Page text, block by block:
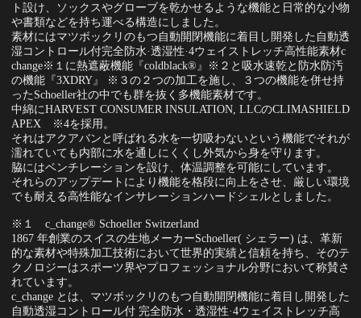
ト設け、ソックスやグローブを乾かせるような機能と日常的な小物
や書類などを持ち運べる構造にしました。
素材にはマツボックリのもつ自動開閉機能に着目し開発した自動透
湿コントロール付完全防水·透湿性·4ウェイストレッチ高性能素材c
change※１に熱遮蔽機能『coldblack®』※２と吸水速乾と防水防汚
の機能『3XDRY』 ※３の２つの加工を施し、３つの機能を併せ持
ったSchoeller社の中でも群を抜く多機能素材です。
中綿にHARVEST CONSUMER INSULATION, LLCのCLIMASHIELD
APEX ※4を採用。
それはアクアバンと呼ばれる水を一切吸わないという機能でそれが
濡れていても内部に水を通しにくくし外気から身を守ります。
脇にはベンチレーションを設け、体温調整を可能にしています。
それらのアップデートにより機能を格段に向上をさせ、厳しい環境
でも耐える高性能なインサレーションハードシェルとしました。
※１ c_change® Schoeller Switzerland
1867 年創業のスイスの生地メーカーSchoeller( シェラー) は、革新
的な素材や特殊加工技術において世界的実績と信頼を持ち、そのテ
クノロジーはスポーツ界やプロフェッショナル分野において称賛さ
れています。
c_change とは、マツボックリのもつ自動開閉機能に着目し開発した
自動透湿コントロール付 完全防水・透湿性·4ウェイストレッチ高